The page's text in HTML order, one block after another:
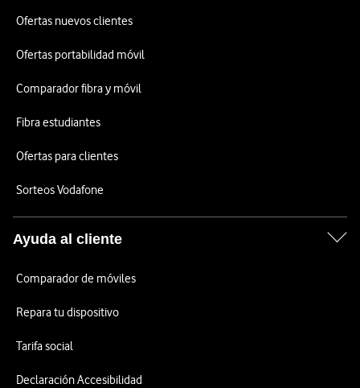
Ofertas nuevos clientes
Ofertas portabilidad móvil
Comparador fibra y móvil
Fibra estudiantes
Ofertas para clientes
Sorteos Vodafone
Ayuda al cliente
Comparador de móviles
Repara tu dispositivo
Tarifa social
Declaración Accesibilidad